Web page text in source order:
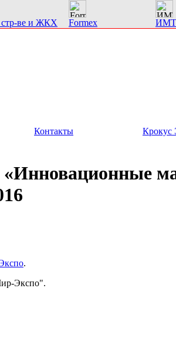
ве и ЖКХ Formex
Контакты Крокус
.
Экспо".